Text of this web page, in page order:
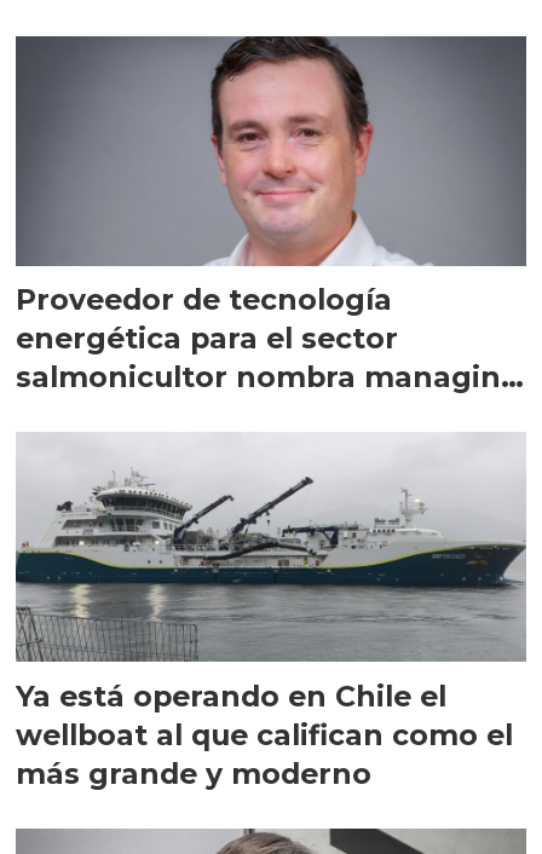
Proveedor de tecnología
energética para el sector
salmonicultor nombra managing
Ya está operando en Chile el
wellboat al que califican como el
más grande y moderno